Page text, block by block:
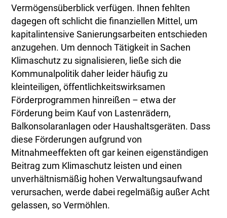
Vermögensüberblick verfügen. Ihnen fehlten
dagegen oft schlicht die finanziellen Mittel, um
kapitalintensive Sanierungsarbeiten entschieden
anzugehen. Um dennoch Tätigkeit in Sachen
Klimaschutz zu signalisieren, ließe sich die
Kommunalpolitik daher leider häufig zu
kleinteiligen, öffentlichkeitswirksamen
Förderprogrammen hinreißen – etwa der
Förderung beim Kauf von Lastenrädern,
Balkonsolaranlagen oder Haushaltsgeräten. Dass
diese Förderungen aufgrund von
Mitnahmeeffekten oft gar keinen eigenständigen
Beitrag zum Klimaschutz leisten und einen
unverhältnismäßig hohen Verwaltungsaufwand
verursachen, werde dabei regelmäßig außer Acht
gelassen, so Vermöhlen.